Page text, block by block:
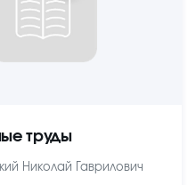
труды
Николай Гаврилович